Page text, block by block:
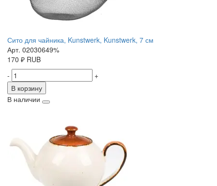
Сито для чайника, Kunstwerk, Kunstwerk, 7 см
Арт. 02030649%
170 ₽ RUB
-
+
В корзину
В наличии